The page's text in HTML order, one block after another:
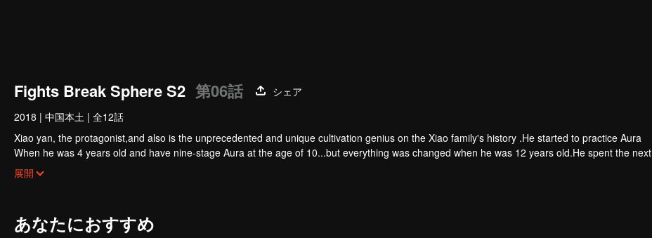
Fights Break Sphere S2 第06話
シェア
2018 | 中国本土 | 全12話
Xiao yan, the protagonist,and also is the unprecedented and unique cultivation genius on the Xiao family's history .He started to practice Aura
When he was 4 years old and have nine-stage Aura at the age of 10...but everything was changed when he was 12 years old.He spent the next
three miserable years.When a ghost emerged from the ring on his finger and a brand new door opened in front of him!
展開
あなたにおすすめ